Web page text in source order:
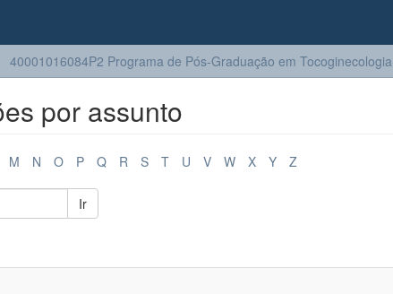
40001016084P2 Programa de Pós-Graduação em Tocoginecologia
por assunto
M N O P Q R S T U V W X Y Z
Ir